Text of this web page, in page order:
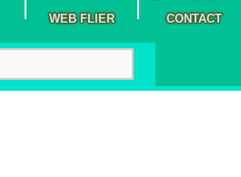
WEB FLIER CONTACT